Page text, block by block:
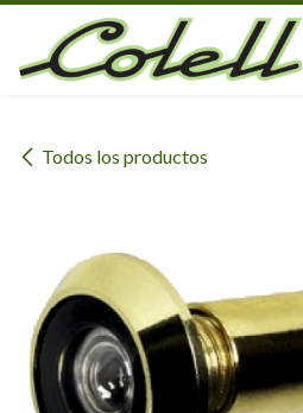
Ir al contenido
Todos los productos